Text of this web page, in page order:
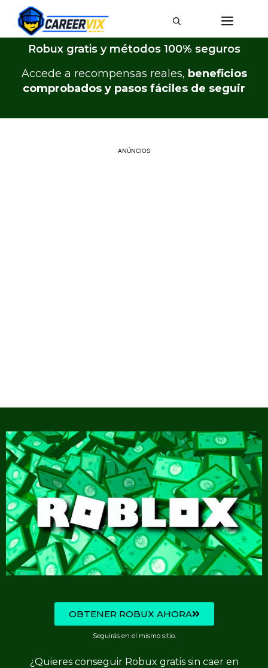
Robux gratis y métodos 100% seguros
Accede a recompensas reales, beneficios
comprobados y pasos fáciles de seguir
ANÚNCIOS
OBTENER ROBUX AHORA
Seguirás en el mismo sitio.
¿Quieres conseguir Robux gratis sin caer en